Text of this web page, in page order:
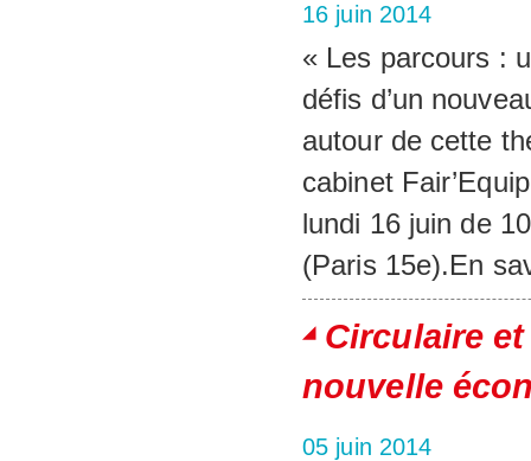
16 juin 2014
« Les parcours :
défis d’un
autour de cette
cabinet
lundi 16 juin de
(Paris 15e).En
Circulaire
nouvelle
05 juin 2014